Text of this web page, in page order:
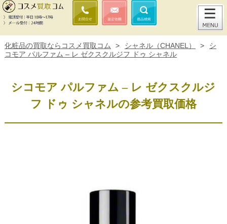
化粧品の買取ならコスメ買取コム > シャネル（CHANEL） >
シ
コモア パルファム – レ ゼクスクルジフ ドゥ シャネル
シコモア パルファム – レ ゼクスクルジ
フ ドゥ シャネルの参考買取価格